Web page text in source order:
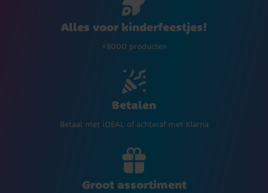
Alles voor kinderfeestjes!
+8000 producten
Betalen
Betaal met iDEAL of achteraf met Klarna
Groot assortiment